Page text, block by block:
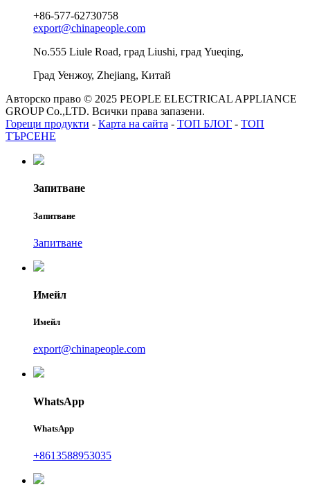
+86-577-62730758
export@chinapeople.com
No.555 Liule Road, град Liushi, град Yueqing,
Град Уенжоу, Zhejiang, Китай
Авторско право © 2025 PEOPLE ELECTRICAL APPLIANCE
GROUP Co.,LTD. Всички права запазени.
Горещи продукти - Карта на сайта - ТОП БЛОГ - ТОП
ТЪРСЕНЕ
Запитване
Запитване
Запитване
Имейл
Имейл
export@chinapeople.com
WhatsApp
WhatsApp
+8613588953035